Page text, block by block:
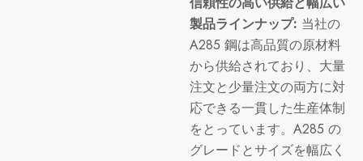
製品ラインナップ: 当社の
A285 鋼は高品質の原材料
から供給されており、大量
注文と少量注文の両方に対
応できる一貫した生産体制
をとっています。A285 の
グレードとサイズを幅広く